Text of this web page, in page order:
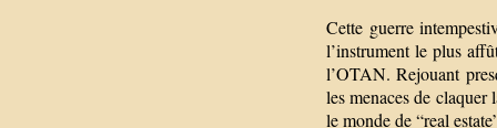
Cette guerre
l’instrument le plus
l’OTAN. Rejouant
les menaces de claquer
le monde de “real